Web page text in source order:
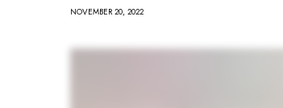
NOVEMBER 20, 2022